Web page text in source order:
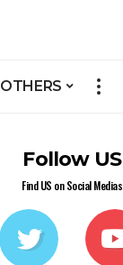
OTHERS
Follow US
Find US on Social Medias